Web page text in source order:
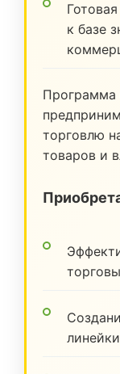
к базе
Программа
торговлю
товаров и
линейки